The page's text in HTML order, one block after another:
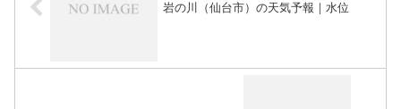
岩の川（仙台市）の天気予報｜水位